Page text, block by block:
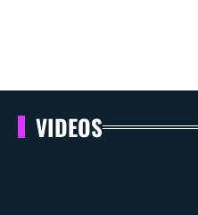
VIDEOS